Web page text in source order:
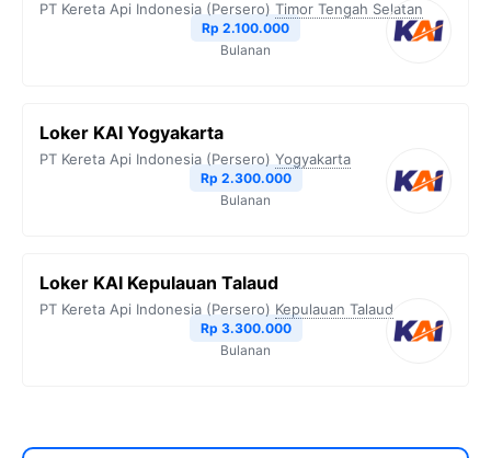
PT Kereta Api Indonesia (Persero) Timor Tengah Selatan
Rp 2.100.000
Bulanan
Loker KAI Yogyakarta
PT Kereta Api Indonesia (Persero) Yogyakarta
Rp 2.300.000
Bulanan
Loker KAI Kepulauan Talaud
PT Kereta Api Indonesia (Persero) Kepulauan Talaud
Rp 3.300.000
Bulanan